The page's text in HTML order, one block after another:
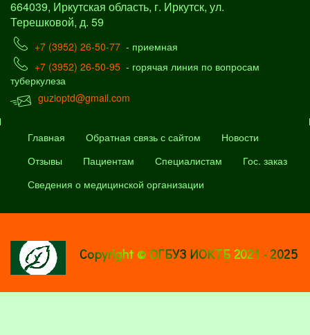
664039, Иркутская область, г. Иркутск, ул.
Терешковой, д. 59
+7 (3952) 26-50-77 - приемная
+7 (3952) 26-50-95 - горячая линия по вопросам
туберкулеза
guzioptd@gmail.com
Главная Обратная связь с сайтом
Новости
Отзывы
Пациентам Специалистам
Гос. заказ
Сведения о медицинской организации
Copyright © ОГБУЗ ИОКТБ 2021 - 2025